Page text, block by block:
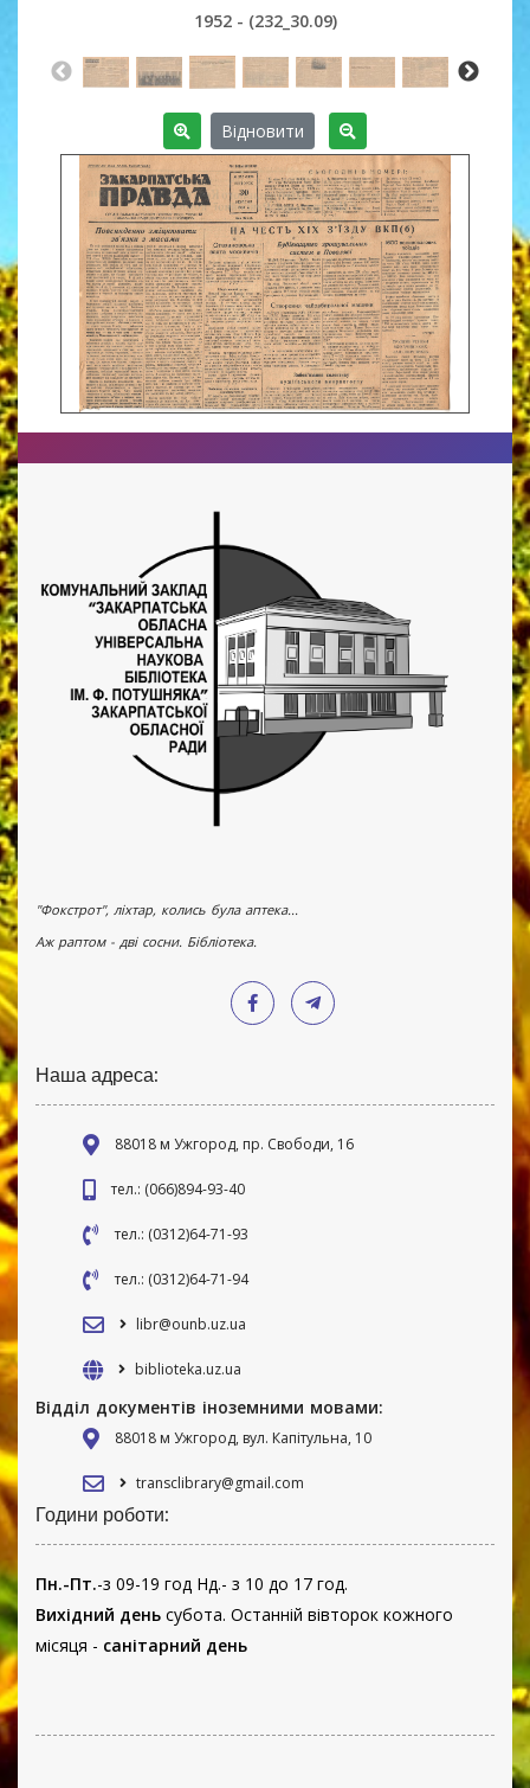
1952 - (232_30.09)
Відновити
"Фокстрот", ліхтар, колись була аптека...
Аж раптом - дві сосни. Бібліотека.
Наша адреса:
88018 м Ужгород, пр. Свободи, 16
тел.: (066)894-93-40
тел.: (0312)64-71-93
тел.: (0312)64-71-94
libr@ounb.uz.ua
biblioteka.uz.ua
Відділ документів іноземними мовами:
88018 м Ужгород, вул. Капітульна, 10
transclibrary@gmail.com
Години роботи:
Пн.-Пт.-з 09-19 год Нд.- з 10 до 17 год.
Вихідний день субота. Останній вівторок кожного
місяця - санітарний день